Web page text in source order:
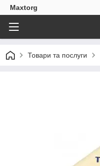
Maxtorg
Товари та послуги